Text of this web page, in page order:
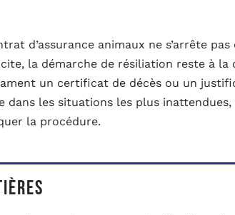
d’assurance animaux ne s’arrête pas
la démarche de résiliation reste à la
un certificat de décès ou un
dans les situations les plus inattendues,
la procédure.